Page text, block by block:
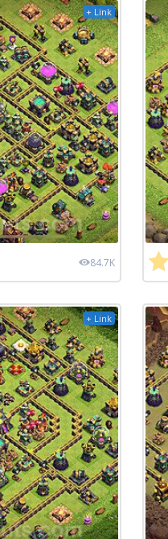
+ Link
84.7K
+ Link